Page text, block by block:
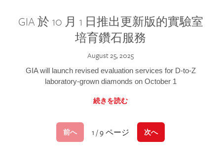
GIA 於 10 月 1 日推出更新版的實驗室
培育鑽石服務
August 25, 2025
GIA will launch revised evaluation services for D-to-Z
laboratory-grown diamonds on October 1
続きを読む
前へ 1 / 9 ページ 次へ